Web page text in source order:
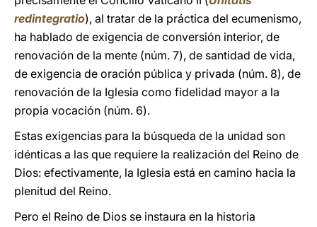
redintegratio), al tratar de la práctica del ecumenismo,
ha hablado de exigencia de conversión interior, de
renovación de la mente (núm. 7), de santidad de vida,
de exigencia de oración pública y privada (núm. 8), de
renovación de la Iglesia como fidelidad mayor a la
propia vocación (núm. 6).
Estas exigencias para la búsqueda de la unidad son
idénticas a las que requiere la realización del Reino de
Dios: efectivamente, la Iglesia está en camino hacia la
plenitud del Reino.
Pero el Reino de Dios se instaura en la historia